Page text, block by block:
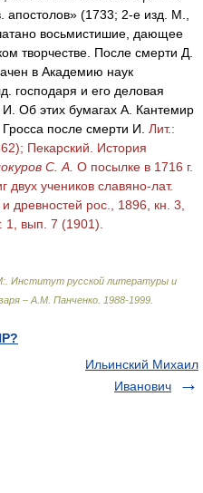
апостолов» (1733; 2-е изд. М.,
восьмистишие, дающее
творчестве. После смерти Д.
в Академию наук
господаря и его деловая
И. Об этих бумагах А. Кантемир
после смерти И. Лит.:
Пекарский. История
С. А. О посылке в 1716 г.
двух учеников славяно-лат.
древностей рос., 1896, кн. 3,
1, вып. 7 (1901).
Институт русской литературы и
– А.М. Панченко 1988-1999
Ильинский Михаил
Иванович